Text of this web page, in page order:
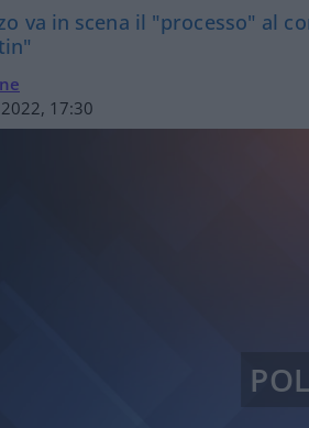
va in scena il "processo" al
17:30